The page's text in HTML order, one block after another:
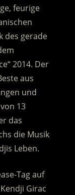
feurige
des gerade
2014. Der
aus
und
13
das
die Musik
Leben.
Tag auf
Girac